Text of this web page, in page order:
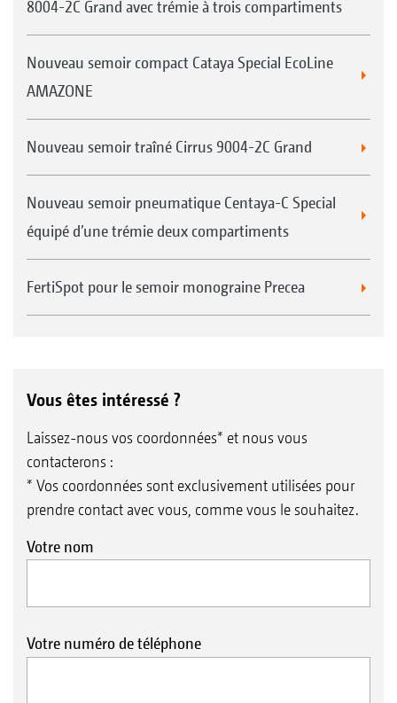
8004-2C Grand avec trémie à trois compartiments
Nouveau semoir compact Cataya Special EcoLine
AMAZONE
Nouveau semoir traîné Cirrus 9004-2C Grand
Nouveau semoir pneumatique Centaya-C Special
équipé d’une trémie deux compartiments
FertiSpot pour le semoir monograine Precea
Vous êtes intéressé ?
Laissez-nous vos coordonnées* et nous vous
contacterons :
* Vos coordonnées sont exclusivement utilisées pour
prendre contact avec vous, comme vous le souhaitez.
Votre nom
Votre numéro de téléphone